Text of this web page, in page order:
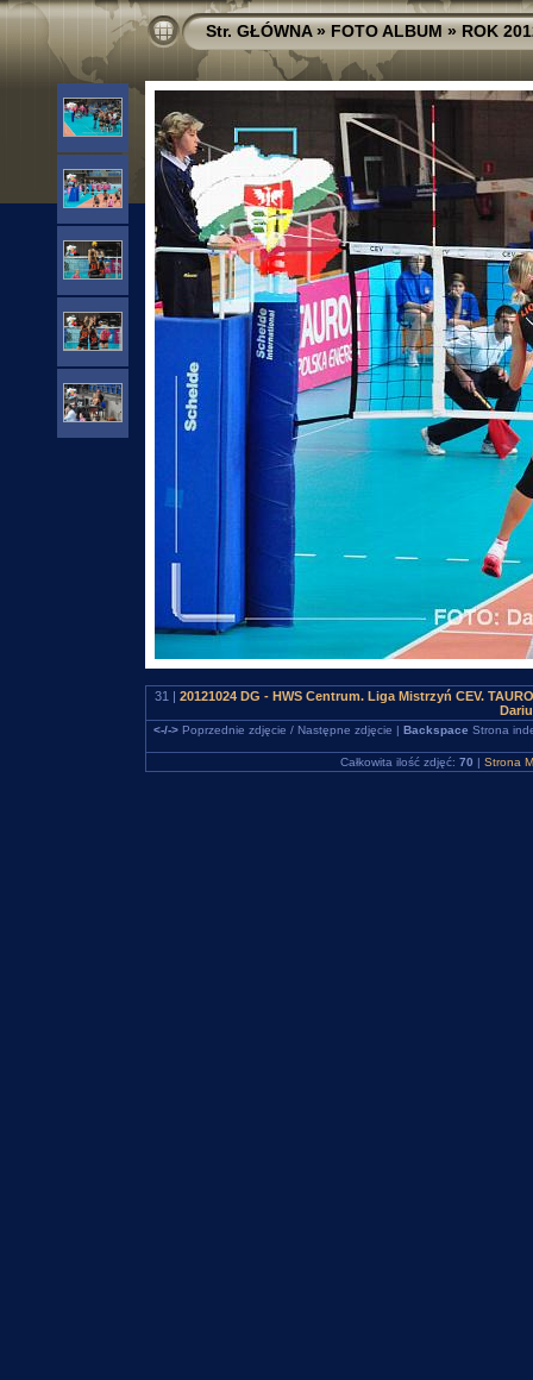
Str. GŁÓWNA»FOTO ALBUM»ROK
31 | 20121024 DG - HWS Centrum. Liga Mistrzyń CEV.
<-/->Poprzednie zdjęcie / Następne zdjęcie | Backspace Strona
Całkowita ilość zdjęć: 70 | Strona